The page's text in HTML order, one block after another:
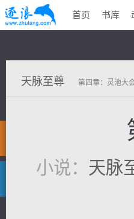
首页 书库
天脉至尊 第四章：灵池大
小说： 天脉